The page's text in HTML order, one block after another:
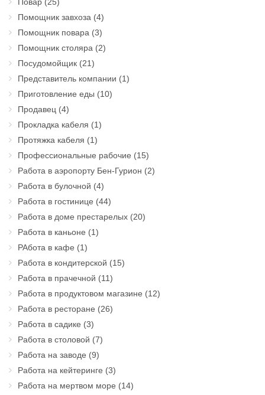
Помощник завхоза (4)
Помощник повара (3)
Помощник столяра (2)
Посудомойщик (21)
Представитель компании (1)
Приготовление еды (10)
Продавец (4)
Прокладка кабеля (1)
Протяжка кабеля (1)
Профессиональные рабочие (15)
Работа в аэропорту Бен-Гурион (2)
Работа в булочной (4)
Работа в гостинице (44)
Работа в доме престарелых (20)
Работа в каньоне (1)
РАбота в кафе (1)
Работа в кондитерской (15)
Работа в прачечной (11)
Работа в продуктовом магазине (12)
Работа в ресторане (26)
Работа в садике (3)
Работа в столовой (7)
Работа на заводе (9)
Работа на кейтеринге (3)
Работа на мертвом море (14)